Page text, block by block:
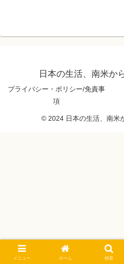
日本の生活、南米か
プライバシー・ポリシー/免責事
項
© 2024 日本の生活、南米
メニュー ホーム 検索